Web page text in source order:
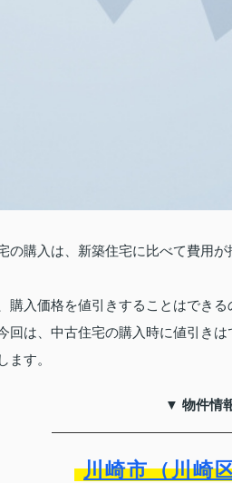
の購入は、新築住宅に比べて費用
購入価格を値引きすることはできる
回は、中古住宅の購入時に値引き
ます。
▼ 物件情
川崎市（川崎